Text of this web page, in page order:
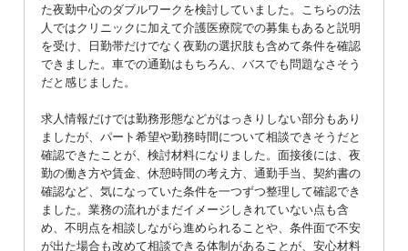
た夜勤中心のダブルワークを検討していました。こちらの法
人ではクリニックに加えて介護医療院での募集もあると説明
を受け、日勤帯だけでなく夜勤の選択肢も含めて条件を確認
できました。車での通勤はもちろん、バスでも問題なさそう
だと感じました。
求人情報だけでは勤務形態などがはっきりしない部分もあり
ましたが、パート希望や勤務時間について相談できそうだと
確認できたことが、検討材料になりました。面接後には、夜
勤の働き方や賃金、休憩時間の考え方、通勤手当、契約書の
確認など、気になっていた条件を一つずつ整理して確認でき
ました。業務の流れがまだイメージしきれていない点も含
め、不明点を相談しながら進められることや、条件面で不安
が出た場合も改めて相談できる体制があることが、安心材料